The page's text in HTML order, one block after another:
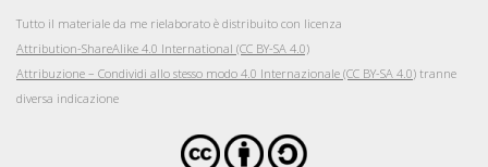
Tutto il materiale da me rielaborato è distribuito con licenza
Attribution-ShareAlike 4.0 International (CC BY-SA 4.0)
Attribuzione – Condividi allo stesso modo 4.0 Internazionale (CC BY-SA 4.0) tranne
diversa indicazione